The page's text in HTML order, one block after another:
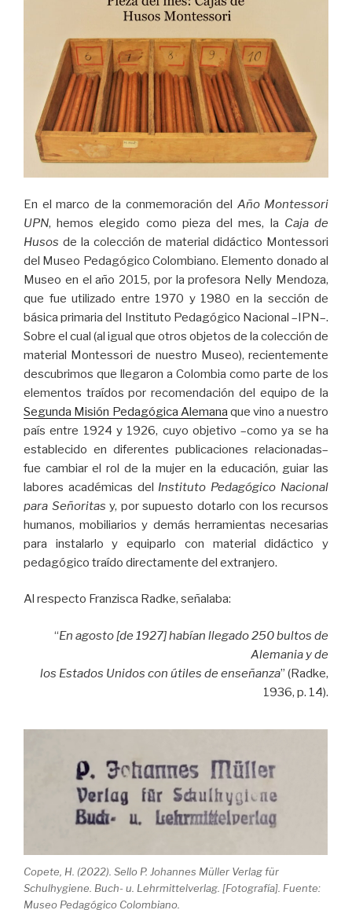
En el marco de la conmemoración del Año Montessori
UPN, hemos elegido como pieza del mes, la Caja de
Husos de la colección de material didáctico Montessori
del Museo Pedagógico Colombiano. Elemento donado al
Museo en el año 2015, por la profesora Nelly Mendoza,
que fue utilizado entre 1970 y 1980 en la sección de
básica primaria del Instituto Pedagógico Nacional –IPN–.
Sobre el cual (al igual que otros objetos de la colección de
material Montessori de nuestro Museo), recientemente
descubrimos que llegaron a Colombia como parte de los
elementos traídos por recomendación del equipo de la
Segunda Misión Pedagógica Alemana que vino a nuestro
país entre 1924 y 1926, cuyo objetivo –como ya se ha
establecido en diferentes publicaciones relacionadas–
fue cambiar el rol de la mujer en la educación, guiar las
labores académicas del Instituto Pedagógico Nacional
para Señoritas y, por supuesto dotarlo con los recursos
humanos, mobiliarios y demás herramientas necesarias
para instalarlo y equiparlo con material didáctico y
pedagógico traído directamente del extranjero.
Al respecto Franzisca Radke, señalaba:
“En agosto [de 1927] habían llegado 250 bultos de
Alemania y de
los Estados Unidos con útiles de enseñanza” (Radke,
1936, p. 14).
Copete, H. (2022). Sello P. Johannes Müller Verlag für
Schulhygiene. Buch- u. Lehrmittelverlag. [Fotografía]. Fuente:
Museo Pedagógico Colombiano.